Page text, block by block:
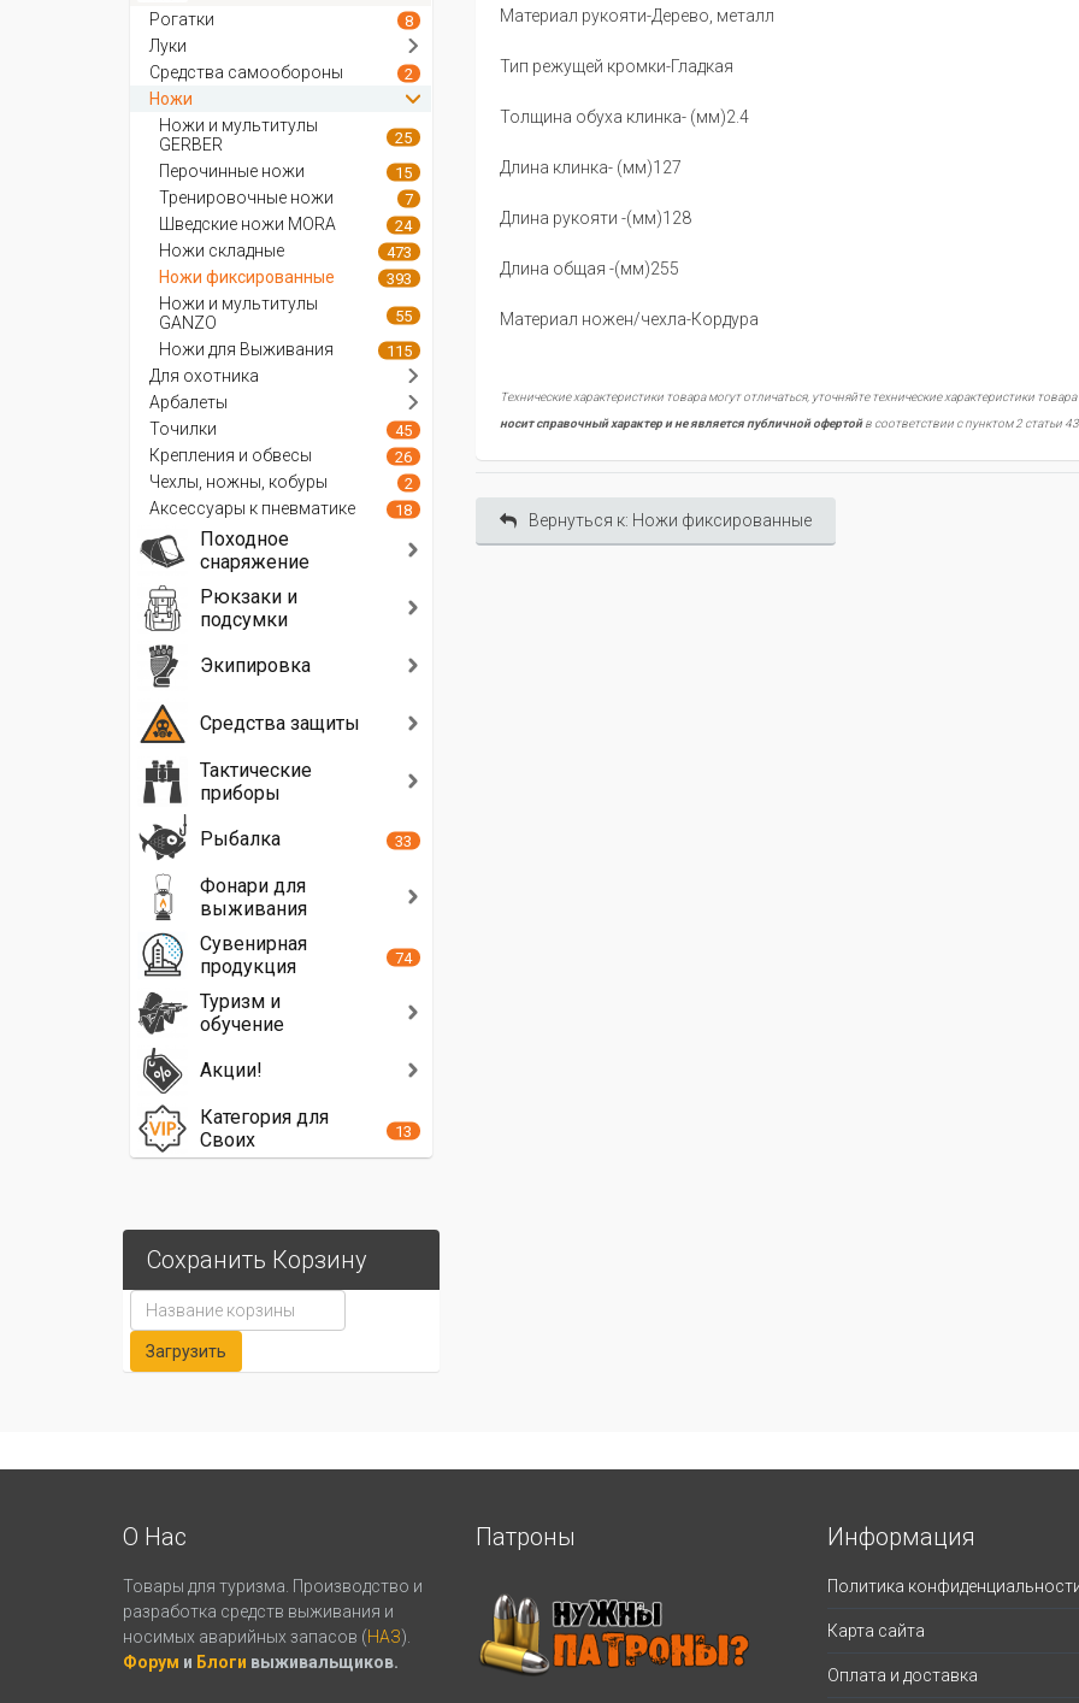
Материал рукояти-Дерево, металл
Тип режущей кромки-Гладкая
Толщина обуха клинка- (мм)2.4
Длина клинка- (мм)127
Длина рукояти -(мм)128
Длина общая -(мм)255
Материал ножен/чехла-Кордура
Технические характеристики товара могут отличаться, уточняйте технические характеристики
носит справочный характер и не является публичной офертойв соответствии с пунктом 2 статьи
Вернуться к: Ножи фиксированные
Рогатки 8
Луки
Средства самообороны
2
Ножи
Ножи и мультитулы
GERBER
25
Перочинные ножи 15
Тренировочные ножи 7
Шведские ножи MORA 24
Ножи складные 473
Ножи фиксированные 393
Ножи и мультитулы
GANZO
55
Ножи для Выживания 115
Для охотника
Арбалеты
Точилки
45
Крепления и обвесы 26
Чехлы, ножны, кобуры 2
Аксессуары к пневматике 18
Походное
снаряжение
Рюкзаки и
подсумки
Экипировка
Средства защиты
Тактические
приборы
Рыбалка
33
Фонари для
выживания
Сувенирная
продукция
74
Туризм и
обучение
Акции!
Категория для
Своих
13
Сохранить Корзину
О Нас
Товары для туризма. Производство и
разработка средств выживания и
носимых аварийных запасов (НАЗ).
Форум и Блоги выживальщиков.
Патроны Информация
Политика
Карта сайта
Оплата и доставка